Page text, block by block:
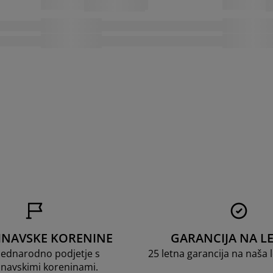
KORENINE
podjetje s
koreninami.
GARANCIJA NA
25 letna garancija na naša